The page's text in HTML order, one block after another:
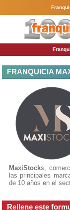
FRANQUICIA
MaxiStocks,
las principales
de 10 años en el
Rellene este